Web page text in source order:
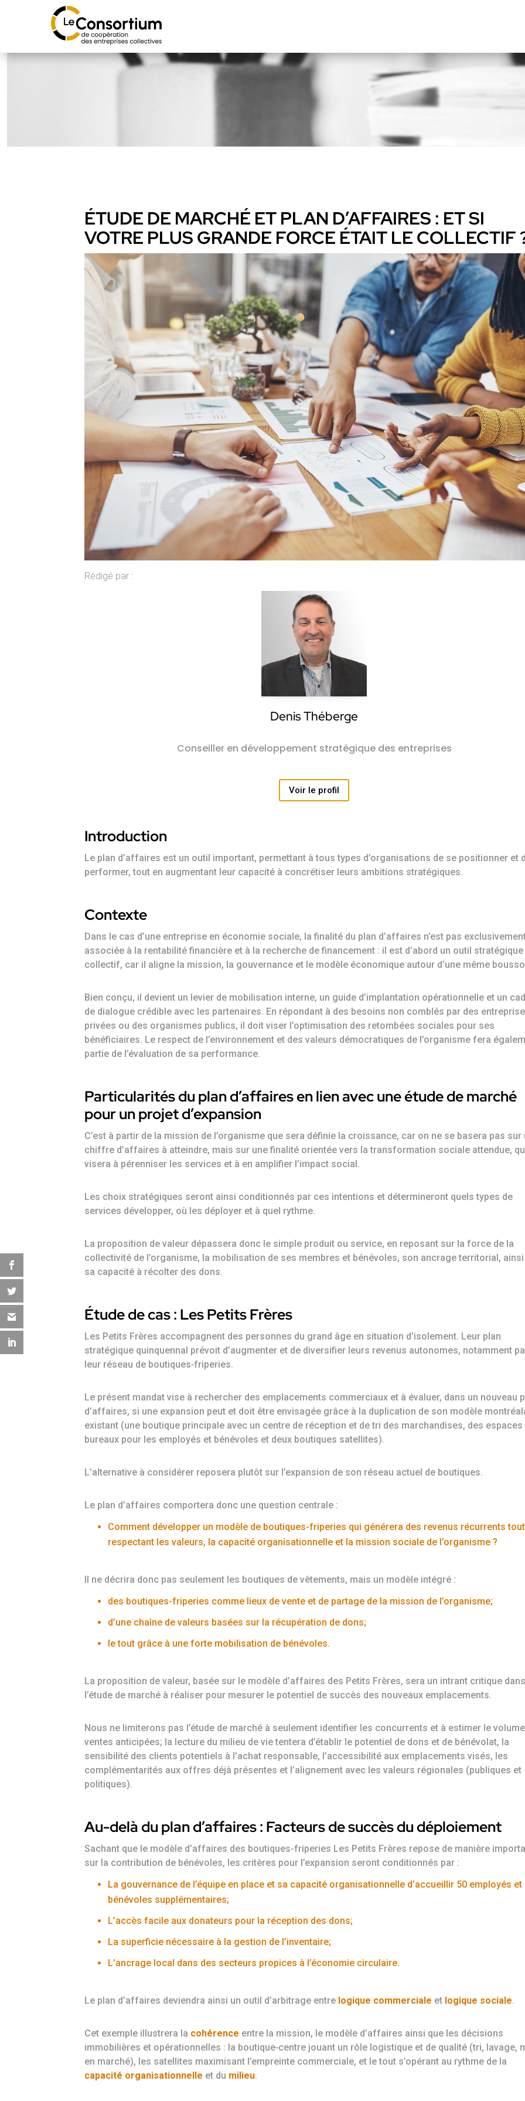
ÉTUDE DE MARCHÉ ET PLAN D’AFFAIRES : ET SI
VOTRE PLUS GRANDE FORCE ÉTAIT LE COLLECTIF
Rédigé par :
Denis Théberge
Conseiller en développement stratégique des entreprises
Voir le profil
Introduction
Le plan d’affaires est un outil important, permettant à tous types d’organisations de se positionner et
performer, tout en augmentant leur capacité à concrétiser leurs ambitions stratégiques.
Contexte
Dans le cas d’une entreprise en économie sociale, la finalité du plan d’affaires n’est pas
associée à la rentabilité financière et à la recherche de financement : il est d’abord un outil stratégique
collectif, car il aligne la mission, la gouvernance et le modèle économique autour d’une même
Bien conçu, il devient un levier de mobilisation interne, un guide d’implantation opérationnelle et un
de dialogue crédible avec les partenaires. En répondant à des besoins non comblés par des
privées ou des organismes publics, il doit viser l’optimisation des retombées sociales pour ses
bénéficiaires. Le respect de l’environnement et des valeurs démocratiques de l’organisme fera
partie de l’évaluation de sa performance.
Particularités du plan d’affaires en lien avec une étude de marché
pour un projet d’expansion
C’est à partir de la mission de l’organisme que sera définie la croissance, car on ne se basera pas sur
chiffre d’affaires à atteindre, mais sur une finalité orientée vers la transformation sociale attendue,
visera à pérenniser les services et à en amplifier l’impact social.
Les choix stratégiques seront ainsi conditionnés par ces intentions et détermineront quels types de
services développer, où les déployer et à quel rythme.
La proposition de valeur dépassera donc le simple produit ou service, en reposant sur la force de la
collectivité de l’organisme, la mobilisation de ses membres et bénévoles, son ancrage territorial,
sa capacité à récolter des dons.
Étude de cas : Les Petits Frères
Les Petits Frères accompagnent des personnes du grand âge en situation d’isolement. Leur plan
stratégique quinquennal prévoit d’augmenter et de diversifier leurs revenus autonomes, notamment
leur réseau de boutiques‑friperies.
Le présent mandat vise à rechercher des emplacements commerciaux et à évaluer, dans un nouveau
d’affaires, si une expansion peut et doit être envisagée grâce à la duplication de son modèle
existant (une boutique principale avec un centre de réception et de tri des marchandises, des espaces
bureaux pour les employés et bénévoles et deux boutiques satellites).
L’alternative à considérer reposera plutôt sur l’expansion de son réseau actuel de boutiques.
Le plan d’affaires comportera donc une question centrale :
Comment développer un modèle de boutiques-friperies qui générera des revenus récurrents
respectant les valeurs, la capacité organisationnelle et la mission sociale de l’organisme ?
Il ne décrira donc pas seulement les boutiques de vêtements, mais un modèle intégré :
des boutiques-friperies comme lieux de vente et de partage de la mission de l’organisme;
d’une chaîne de valeurs basées sur la récupération de dons;
le tout grâce à une forte mobilisation de bénévoles.
La proposition de valeur, basée sur le modèle d’affaires des Petits Frères, sera un intrant critique dans
l’étude de marché à réaliser pour mesurer le potentiel de succès des nouveaux emplacements.
Nous ne limiterons pas l’étude de marché à seulement identifier les concurrents et à estimer le
ventes anticipées; la lecture du milieu de vie tentera d’établir le potentiel de dons et de bénévolat, la
sensibilité des clients potentiels à l’achat responsable, l’accessibilité aux emplacements visés, les
complémentarités aux offres déjà présentes et l’alignement avec les valeurs régionales (publiques et
politiques).
Au-delà du plan d’affaires : Facteurs de succès du déploiement
Sachant que le modèle d’affaires des boutiques-friperies Les Petits Frères repose de manière
sur la contribution de bénévoles, les critères pour l’expansion seront conditionnés par :
La gouvernance de l’équipe en place et sa capacité organisationnelle d’accueillir 50 employés et
bénévoles supplémentaires;
L’accès facile aux donateurs pour la réception des dons;
La superficie nécessaire à la gestion de l’inventaire;
L’ancrage local dans des secteurs propices à l’économie circulaire.
Le plan d’affaires deviendra ainsi un outil d’arbitrage entre logique commerciale et logique sociale.
Cet exemple illustrera la cohérence entre la mission, le modèle d’affaires ainsi que les décisions
immobilières et opérationnelles : la boutique‑centre jouant un rôle logistique et de qualité (tri, lavage,
en marché), les satellites maximisant l’empreinte commerciale, et le tout s’opérant au rythme de la
capacité organisationnelle et du milieu.